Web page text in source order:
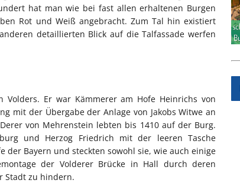
hat man wie bei fast allen erhaltenen Burgen
Rot und Weiß angebracht. Zum Tal hin existiert
detaillierten Blick auf die Talfassade werfen
Volders. Er war Kämmerer am Hofe Heinrichs von
mit der Übergabe der Anlage von Jakobs Witwe an
von Mehrenstein lebten bis 1410 auf der Burg.
und Herzog Friedrich mit der leeren Tasche
Bayern und steckten sowohl sie, wie auch einige
der Volderer Brücke in Hall durch deren
Stadt zu hindern.